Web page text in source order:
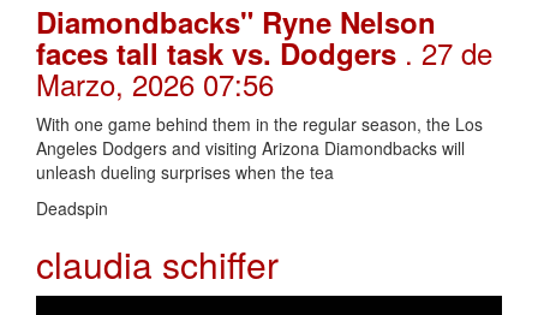
Diamondbacks" Ryne Nelson
faces tall task vs. Dodgers . 27 de
Marzo, 2026 07:56
With one game behind them in the regular season, the Los
Angeles Dodgers and visiting Arizona Diamondbacks will
unleash dueling surprises when the tea
Deadspin
claudia schiffer